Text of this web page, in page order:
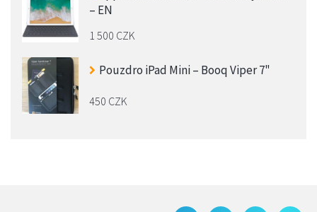
– EN
1 500 CZK
Pouzdro iPad Mini – Booq Viper 7"
450 CZK